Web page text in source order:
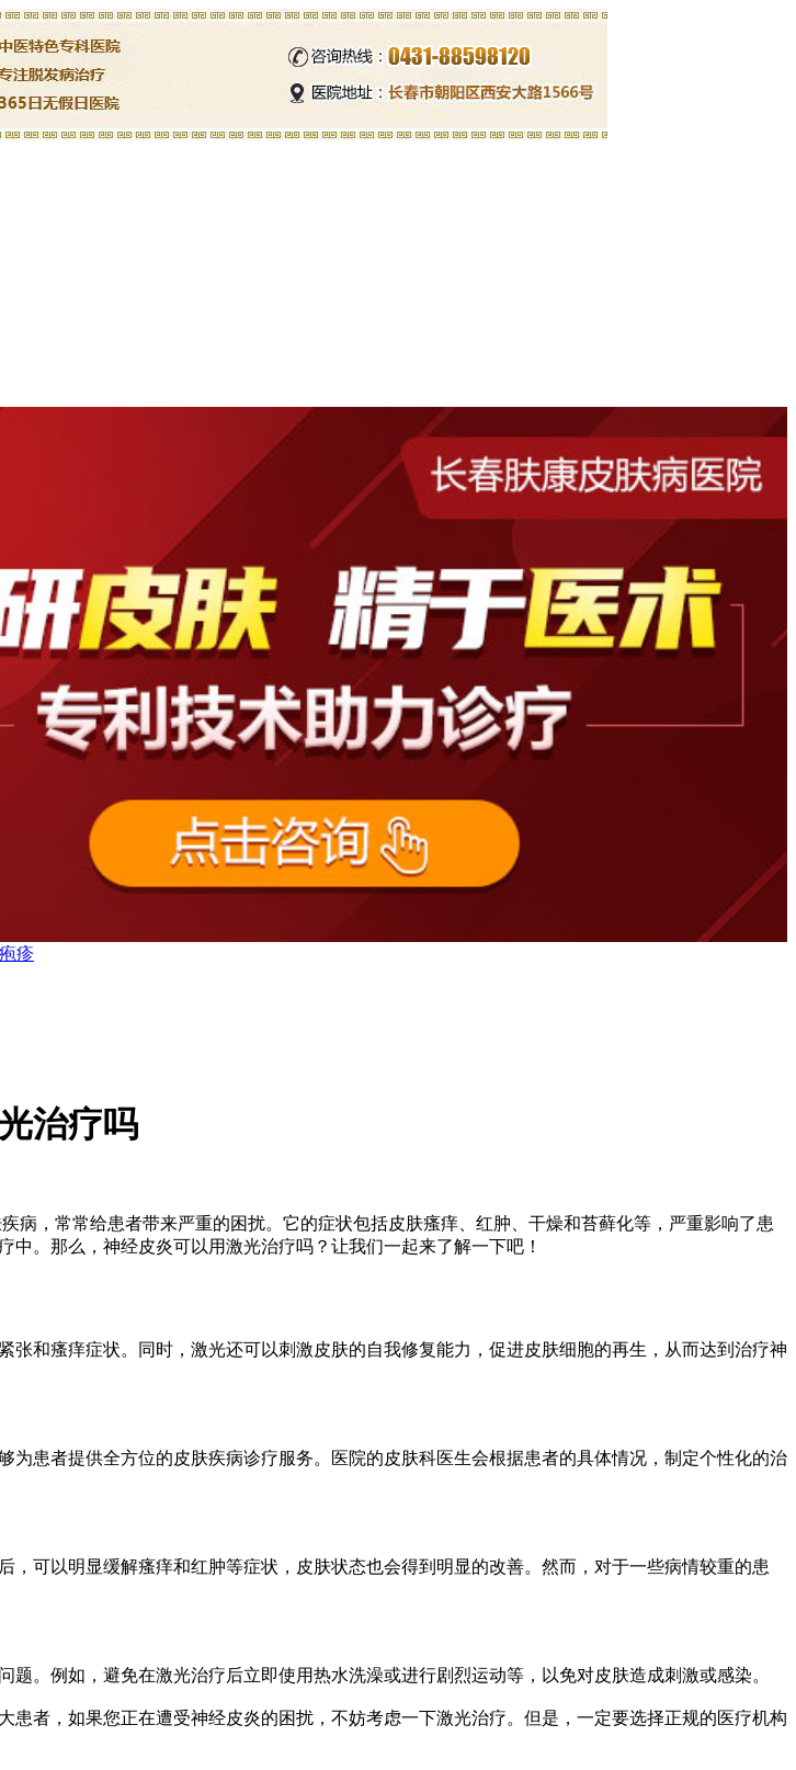
疹
治疗吗
，常常给患者带来严重的困扰。它的症状包括皮肤瘙痒、红肿、干燥和苔藓化等，严重影响了患
。那么，神经皮炎可以用激光治疗吗？让我们一起来了解一下吧！
瘙痒症状。同时，激光还可以刺激皮肤的自我修复能力，促进皮肤细胞的再生，从而达到治疗神
者提供全方位的皮肤疾病诊疗服务。医院的皮肤科医生会根据患者的具体情况，制定个性化的治
以明显缓解瘙痒和红肿等症状，皮肤状态也会得到明显的改善。然而，对于一些病情较重的患
例如，避免在激光治疗后立即使用热水洗澡或进行剧烈运动等，以免对皮肤造成刺激或感染。
患者，如果您正在遭受神经皮炎的困扰，不妨考虑一下激光治疗。但是，一定要选择正规的医疗机构